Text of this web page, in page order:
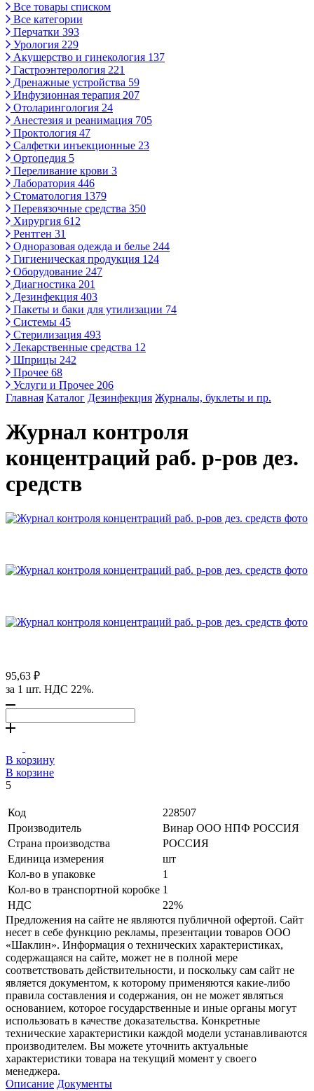
Все товары списком
Все категории
Перчатки 393
Урология 229
Акушерство и гинекология 137
Гастроэнтерология 221
Дренажные устройства 59
Инфузионная терапия 207
Отоларингология 24
Анестезия и реанимация 705
Проктология 47
Салфетки инъекционные 23
Ортопедия 5
Переливание крови 3
Лаборатория 446
Стоматология 1379
Перевязочные средства 350
Хирургия 612
Рентген 31
Одноразовая одежда и белье 244
Гигиеническая продукция 124
Оборудование 247
Диагностика 201
Дезинфекция 403
Пакеты и баки для утилизации 74
Системы 45
Стерилизация 493
Лекарственные средства 12
Шприцы 242
Прочее 68
Услуги и Прочее 206
Главная Каталог Дезинфекция Журналы, буклеты и пр.
Журнал контроля
концентраций раб. р-ров дез.
средств
95,63 ₽
за 1 шт. НДС 22%.
В корзину
В корзине
5
Код
228507
Производитель
Винар ООО НПФ РОССИЯ
Страна производства
РОССИЯ
Единица измерения
шт
Кол-во в упаковке
1
Кол-во в транспортной коробке 1
НДС
22%
Предложения на сайте не являются публичной офертой. Сайт
несет в себе функцию рекламы, презентации товаров ООО
«Шаклин». Информация о технических характеристиках,
содержащаяся на сайте, может не в полной мере
соответствовать действительности, и поскольку сам сайт не
является документом, к которому применяются какие-либо
правила составления и содержания, он не может являться
основанием, которое государственные и иные органы могут
использовать в качестве доказательства. Конкретные
технические характеристики каждой модели устанавливаются
производителем. Вы можете уточнить актуальные
характеристики товара на текущий момент у своего
менеджера.
Описание Документы